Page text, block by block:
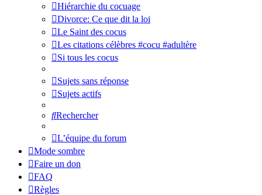
Hiérarchie du cocuage
Divorce: Ce que dit la loi
Le Saint des cocus
Les citations célèbres #cocu #adultère
Si tous les cocus
Sujets sans réponse
Sujets actifs
Rechercher
L’équipe du forum
Mode sombre
Faire un don
FAQ
Règles